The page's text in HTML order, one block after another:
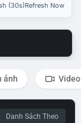
(30s)Refresh Now
ảnh Video
Danh Sách Theo